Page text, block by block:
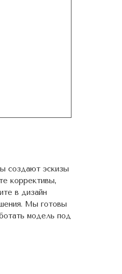
создают эскизы
коррективы,
в дизайн
Мы готовы
модель под